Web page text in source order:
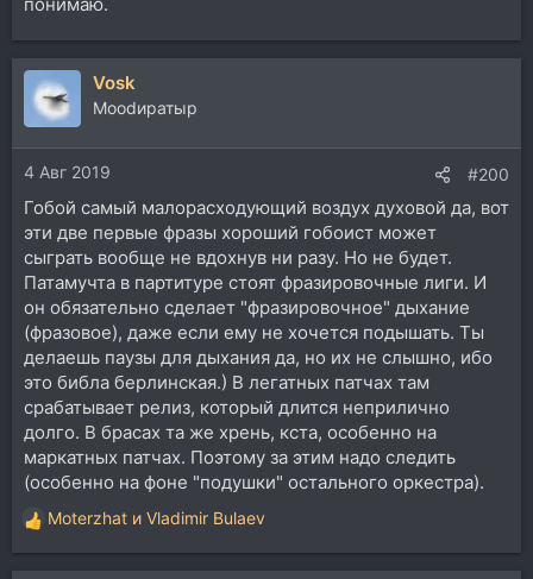
Vosk
Moodиратыр
4 Авг 2019 #200
Гобой самый малорасходующий воздух духовой да, вот
эти две первые фразы хороший гобоист может
сыграть вообще не вдохнув ни разу. Но не будет.
Патамучта в партитуре стоят фразировочные лиги. И
он обязательно сделает "фразировочное" дыхание
(фразовое), даже если ему не хочется подышать. Ты
делаешь паузы для дыхания да, но их не слышно, ибо
это библа берлинская.) В легатных патчах там
срабатывает релиз, который длится неприлично
долго. В брасах та же хрень, кста, особенно на
маркатных патчах. Поэтому за этим надо следить
(особенно на фоне "подушки" остального оркестра).
Р
е
а
Moterzhat и Vladimir Bulaev